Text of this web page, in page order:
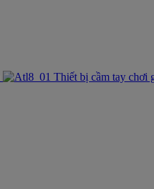
Thiết bị cầm tay chơi